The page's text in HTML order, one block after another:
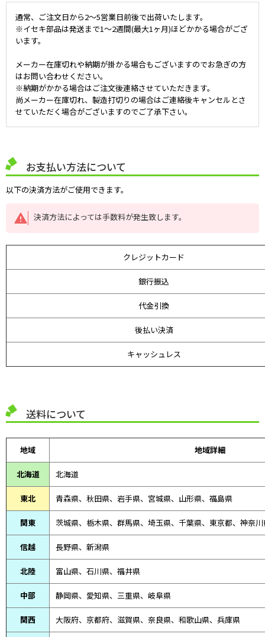
通常、ご注文日から2～5営業日前後で出荷いたします。
※イセキ部品は発送まで1～2週間(最大1ヶ月)ほどかかる場合がござ
います。
メーカー在庫切れや納期が掛かる場合もございますのでお急ぎの方
はお問い合わせください。
※納期がかかる場合はご注文後連絡させていただきます。
尚メーカー在庫切れ、製造打切りの場合はご連絡後キャンセルとさ
せていただく場合がございますのでご了承下さい。
お支払い方法について
以下の決済方法がご使用できます。
決済方法によっては手数料が発生致します。
クレジットカード
銀行振込
代金引換
後払い決済
キャッシュレス
送料について
地域 地域詳細
北海道 北海道
東北 青森県、 秋田県、 岩手県、宮城県、山形県、福島県
関東 茨城県、栃木県、群馬県、埼玉県、千葉県、東京都、神奈
信越 長野県、新潟県
北陸 富山県、 石川県、 福井県
中部 静岡県、 愛知県、 三重県、 岐阜県
関西 大阪府、京都府、滋賀県、奈良県、和歌山県、兵庫県